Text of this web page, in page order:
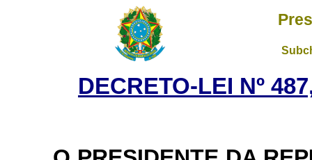
DECRETO-LEI Nº